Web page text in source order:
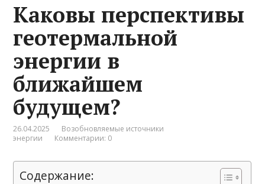
Каковы перспективы
геотермальной
энергии в
ближайшем
будущем?
26.04.2025
Возобновляемые источники
энергии
Комментарии: 0
Содержание: